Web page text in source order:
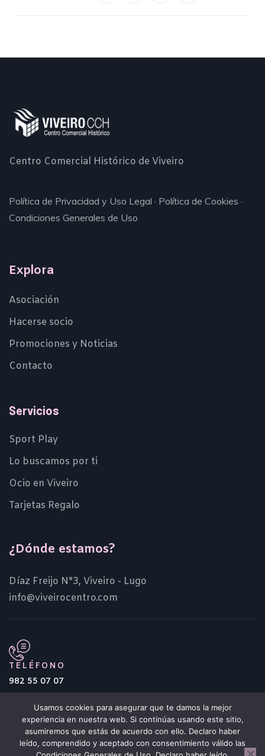
Centro Comercial Histórico de Viveiro
Política de Privacidad y Uso Legal · Política de Cookies ·
Condiciones Generales de Uso
Explora
Asociación
Hacerse socio
Promociones y Noticias
Contacto
Servicios
Sport Play
Lo buscamos por ti
Ocio en Viveiro
Tarjetas Regalo
¿Dónde estamos?
Díaz Freijo N°3, Viveiro - Lugo
info@viveirocentro.com
TELÉFONO
982 55 07 07
Usamos cookies para asegurar que te damos la mejor
experiencia en nuestra web. Si continúas usando este sitio,
asumiremos que estás de acuerdo con ello. Declaro haber
leído, comprendido y aceptado con consentimiento válido las